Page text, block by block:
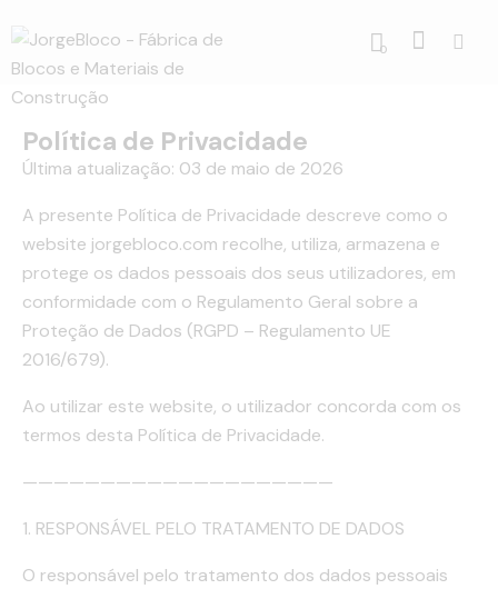
0
Política de Privacidade
Última atualização: 03 de maio de 2026
A presente Política de Privacidade descreve como o
website jorgebloco.com recolhe, utiliza, armazena e
protege os dados pessoais dos seus utilizadores, em
conformidade com o Regulamento Geral sobre a
Proteção de Dados (RGPD – Regulamento UE
2016/679).
Ao utilizar este website, o utilizador concorda com os
termos desta Política de Privacidade.
————————————————————
1. RESPONSÁVEL PELO TRATAMENTO DE DADOS
O responsável pelo tratamento dos dados pessoais